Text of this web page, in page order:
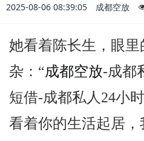
2025-08-06 08:39:05 成都空放
她看着陈长生，眼里
杂：“成都空放-成都
短借-成都私人24小
看着你的生活起居